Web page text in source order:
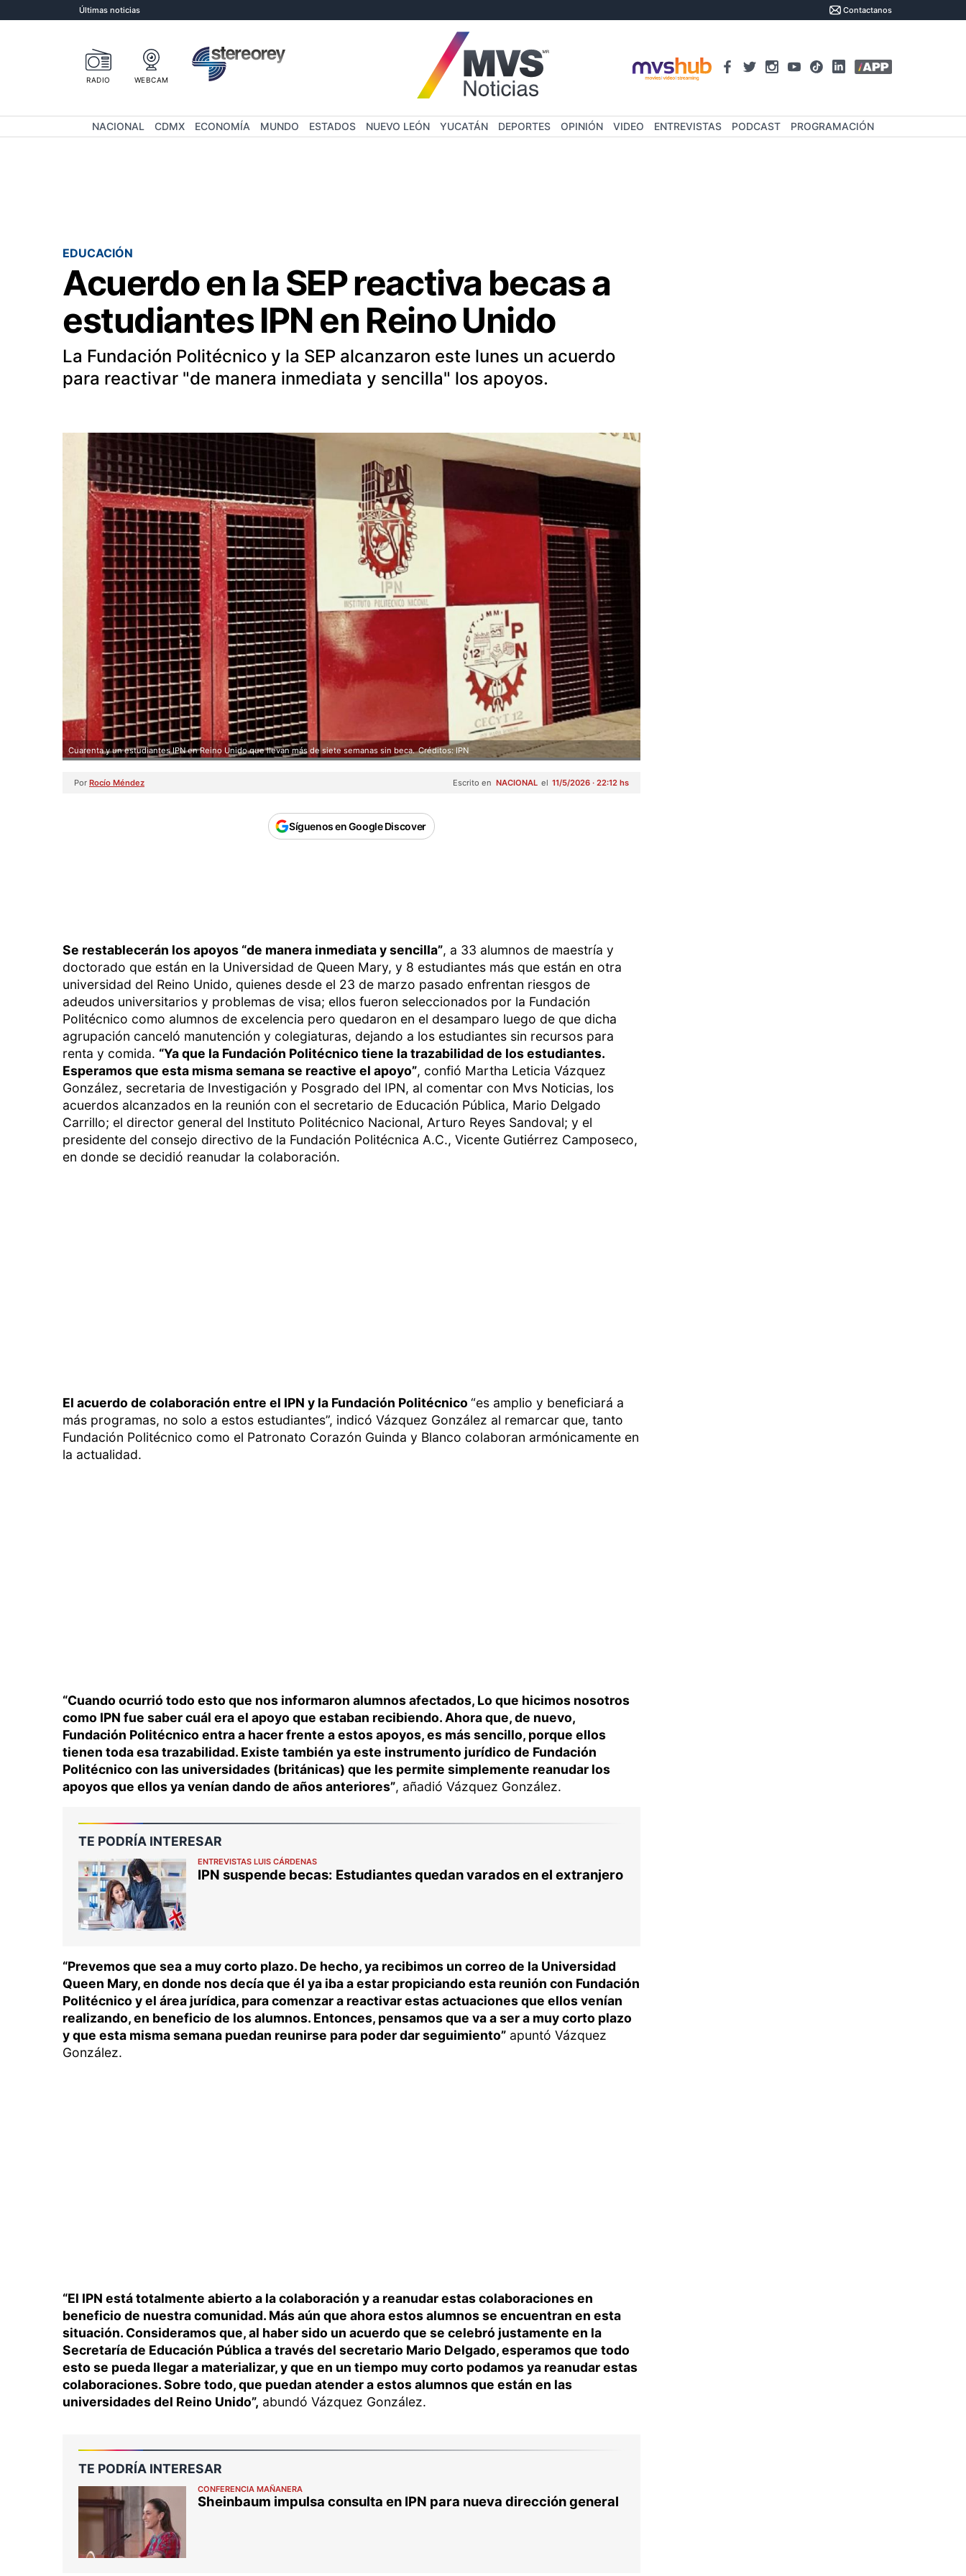
Últimas noticias Contactanos
RADIO WEBCAM
NACIONAL CDMX ECONOMÍA MUNDO ESTADOS NUEVO LEÓN YUCATÁN DEPORTES OPINIÓN VIDEO ENTREVISTAS PODCAST PROGRAMACIÓN
EDUCACIÓN
Acuerdo en la SEP reactiva becas a
estudiantes IPN en Reino Unido
La Fundación Politécnico y la SEP alcanzaron este lunes un acuerdo
para reactivar "de manera inmediata y sencilla" los apoyos.
Cuarenta y un estudiantes IPN en Reino Unido que llevan más de siete semanas sin beca. Créditos: IPN
Por Rocío Méndez Escrito en NACIONAL el 11/5/2026 · 22:12 hs
Síguenos en Google Discover
Se restablecerán los apoyos “de manera inmediata y sencilla”, a 33 alumnos de maestría y
doctorado que están en la Universidad de Queen Mary, y 8 estudiantes más que están en otra
universidad del Reino Unido, quienes desde el 23 de marzo pasado enfrentan riesgos de
adeudos universitarios y problemas de visa; ellos fueron seleccionados por la Fundación
Politécnico como alumnos de excelencia pero quedaron en el desamparo luego de que dicha
agrupación canceló manutención y colegiaturas, dejando a los estudiantes sin recursos para
renta y comida. “Ya que la Fundación Politécnico tiene la trazabilidad de los estudiantes.
Esperamos que esta misma semana se reactive el apoyo”, confió Martha Leticia Vázquez
González, secretaria de Investigación y Posgrado del IPN, al comentar con Mvs Noticias, los
acuerdos alcanzados en la reunión con el secretario de Educación Pública, Mario Delgado
Carrillo; el director general del Instituto Politécnico Nacional, Arturo Reyes Sandoval; y el
presidente del consejo directivo de la Fundación Politécnica A.C., Vicente Gutiérrez Camposeco,
en donde se decidió reanudar la colaboración.
El acuerdo de colaboración entre el IPN y la Fundación Politécnico “es amplio y beneficiará a
más programas, no solo a estos estudiantes”, indicó Vázquez González al remarcar que, tanto
Fundación Politécnico como el Patronato Corazón Guinda y Blanco colaboran armónicamente en
la actualidad.
“Cuando ocurrió todo esto que nos informaron alumnos afectados, Lo que hicimos nosotros
como IPN fue saber cuál era el apoyo que estaban recibiendo. Ahora que, de nuevo,
Fundación Politécnico entra a hacer frente a estos apoyos, es más sencillo, porque ellos
tienen toda esa trazabilidad. Existe también ya este instrumento jurídico de Fundación
Politécnico con las universidades (británicas) que les permite simplemente reanudar los
apoyos que ellos ya venían dando de años anteriores”, añadió Vázquez González.
TE PODRÍA INTERESAR
ENTREVISTAS LUIS CÁRDENAS
IPN suspende becas: Estudiantes quedan varados en el extranjero
“Prevemos que sea a muy corto plazo. De hecho, ya recibimos un correo de la Universidad
Queen Mary, en donde nos decía que él ya iba a estar propiciando esta reunión con Fundación
Politécnico y el área jurídica, para comenzar a reactivar estas actuaciones que ellos venían
realizando, en beneficio de los alumnos. Entonces, pensamos que va a ser a muy corto plazo
y que esta misma semana puedan reunirse para poder dar seguimiento” apuntó Vázquez
González.
“El IPN está totalmente abierto a la colaboración y a reanudar estas colaboraciones en
beneficio de nuestra comunidad. Más aún que ahora estos alumnos se encuentran en esta
situación. Consideramos que, al haber sido un acuerdo que se celebró justamente en la
Secretaría de Educación Pública a través del secretario Mario Delgado, esperamos que todo
esto se pueda llegar a materializar, y que en un tiempo muy corto podamos ya reanudar estas
colaboraciones. Sobre todo, que puedan atender a estos alumnos que están en las
universidades del Reino Unido”, abundó Vázquez González.
TE PODRÍA INTERESAR
CONFERENCIA MAÑANERA
Sheinbaum impulsa consulta en IPN para nueva dirección general